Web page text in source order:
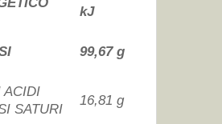
kJ
99,67 g
ACIDI
SATURI
16,81 g